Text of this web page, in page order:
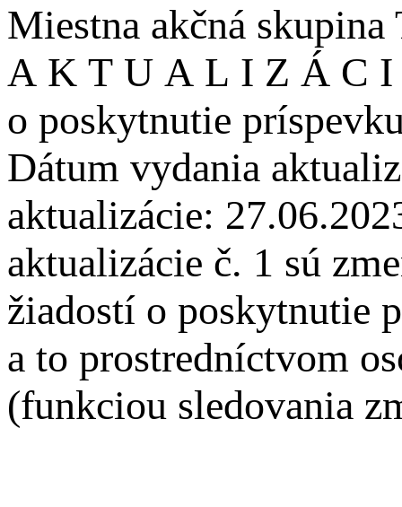
Miestna akčná
A K T U A L I Z Á C I
o poskytnutie
Dátum vydania
aktualizácie:
aktualizácie č. 1 sú
žiadostí o poskytnutie
a to prostredníctvom
(funkciou sledovania